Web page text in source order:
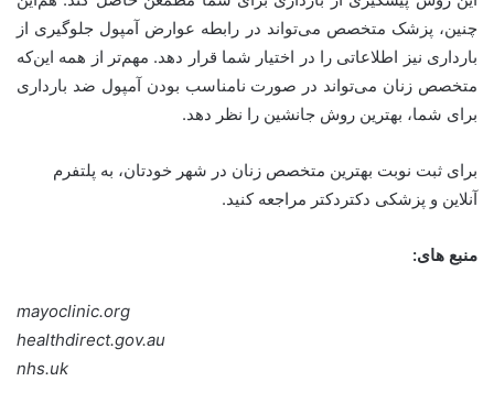
چنین، پزشک متخصص می‌تواند در رابطه عوارض آمپول جلوگیری از
بارداری نیز اطلاعاتی را در اختیار شما قرار دهد. مهم‌تر از همه این‌که
متخصص زنان می‌تواند در صورت نامناسب بودن آمپول ضد بارداری
برای شما، بهترین روش جانشین را نظر دهد.
برای ثبت نوبت بهترین متخصص زنان در شهر خودتان، به پلتفرم
آنلاین و پزشکی دکتردکتر مراجعه کنید.
منبع های:
mayoclinic.org
healthdirect.gov.au
nhs.uk